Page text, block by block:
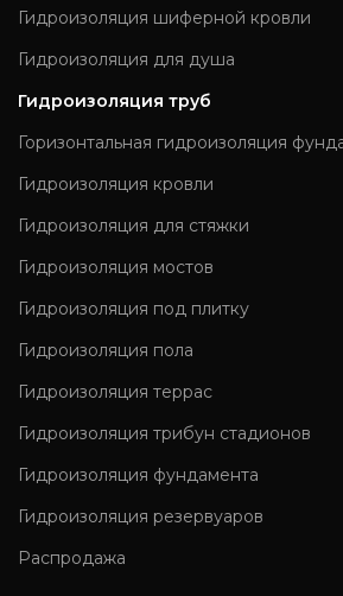
Гидроизоляция шиферной кровли
Гидроизоляция для душа
Гидроизоляция труб
Горизонтальная гидроизоляция
Гидроизоляция кровли
Гидроизоляция для стяжки
Гидроизоляция мостов
Гидроизоляция под плитку
Гидроизоляция пола
Гидроизоляция террас
Гидроизоляция трибун стадионов
Гидроизоляция фундамента
Гидроизоляция резервуаров
Распродажа